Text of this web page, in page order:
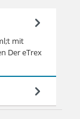
mit
Der eTrex